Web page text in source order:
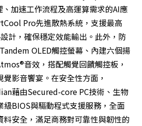
加速工作流程及高運算需求的AI應
Pro先進散熱系統，支援最高
計，確保穩定效能輸出。此外，防
OLED觸控螢幕、內建六個揚
音效，搭配觸覺回饋觸控板，
影音饗宴。在安全性方面，
藉由Secured-core PC技術、生物
級BIOS與驅動程式支援服務，全面
料安全，滿足商務對可靠性與韌性的